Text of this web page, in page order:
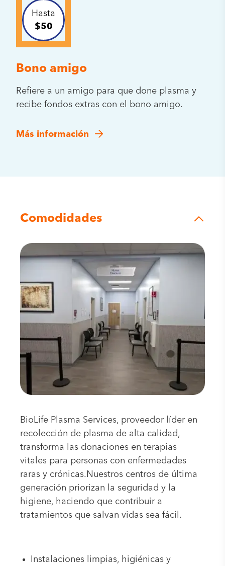
Hasta
$50
Bono amigo
Refiere a un amigo para que done plasma y
recibe fondos extras con el bono amigo.
Más información
Comodidades
BioLife Plasma Services, proveedor líder en
recolección de plasma de alta calidad,
transforma las donaciones en terapias
vitales para personas con enfermedades
raras y crónicas.Nuestros centros de última
generación priorizan la seguridad y la
higiene, haciendo que contribuir a
tratamientos que salvan vidas sea fácil.
Instalaciones limpias, higiénicas y